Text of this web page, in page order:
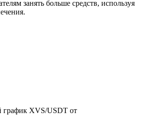
занять больше средств, используя
график XVS/USDT от